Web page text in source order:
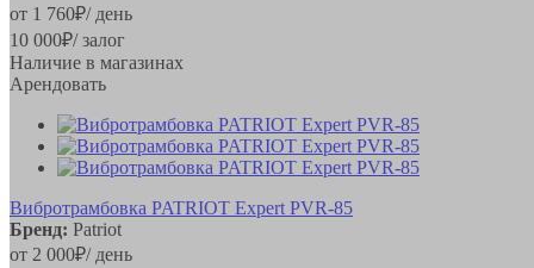
от 1 760₽/ день
10 000₽/ залог
Наличие в магазинах
Арендовать
Вибротрамбовка PATRIOT Expert PVR-85
Бренд: Patriot
от 2 000₽/ день